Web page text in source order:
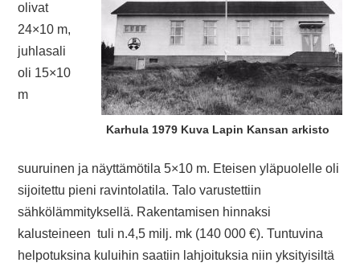
Karhula 1979 Kuva Lapin Kansan arkisto
olivat
24×10 m,
juhlasali
oli 15×10
m
suuruinen ja näyttämötila 5×10 m. Eteisen yläpuolelle oli
sijoitettu pieni ravintolatila. Talo varustettiin
sähkölämmityksellä. Rakentamisen hinnaksi
kalusteineen tuli n.4,5 milj. mk (140 000 €). Tuntuvina
helpotuksina kuluihin saatiin lahjoituksia niin yksityisiltä